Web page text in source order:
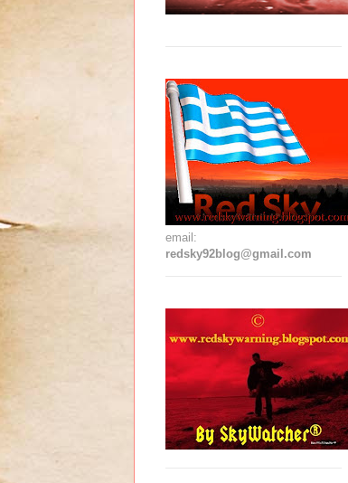
email:
redsky92blog@gmail.com